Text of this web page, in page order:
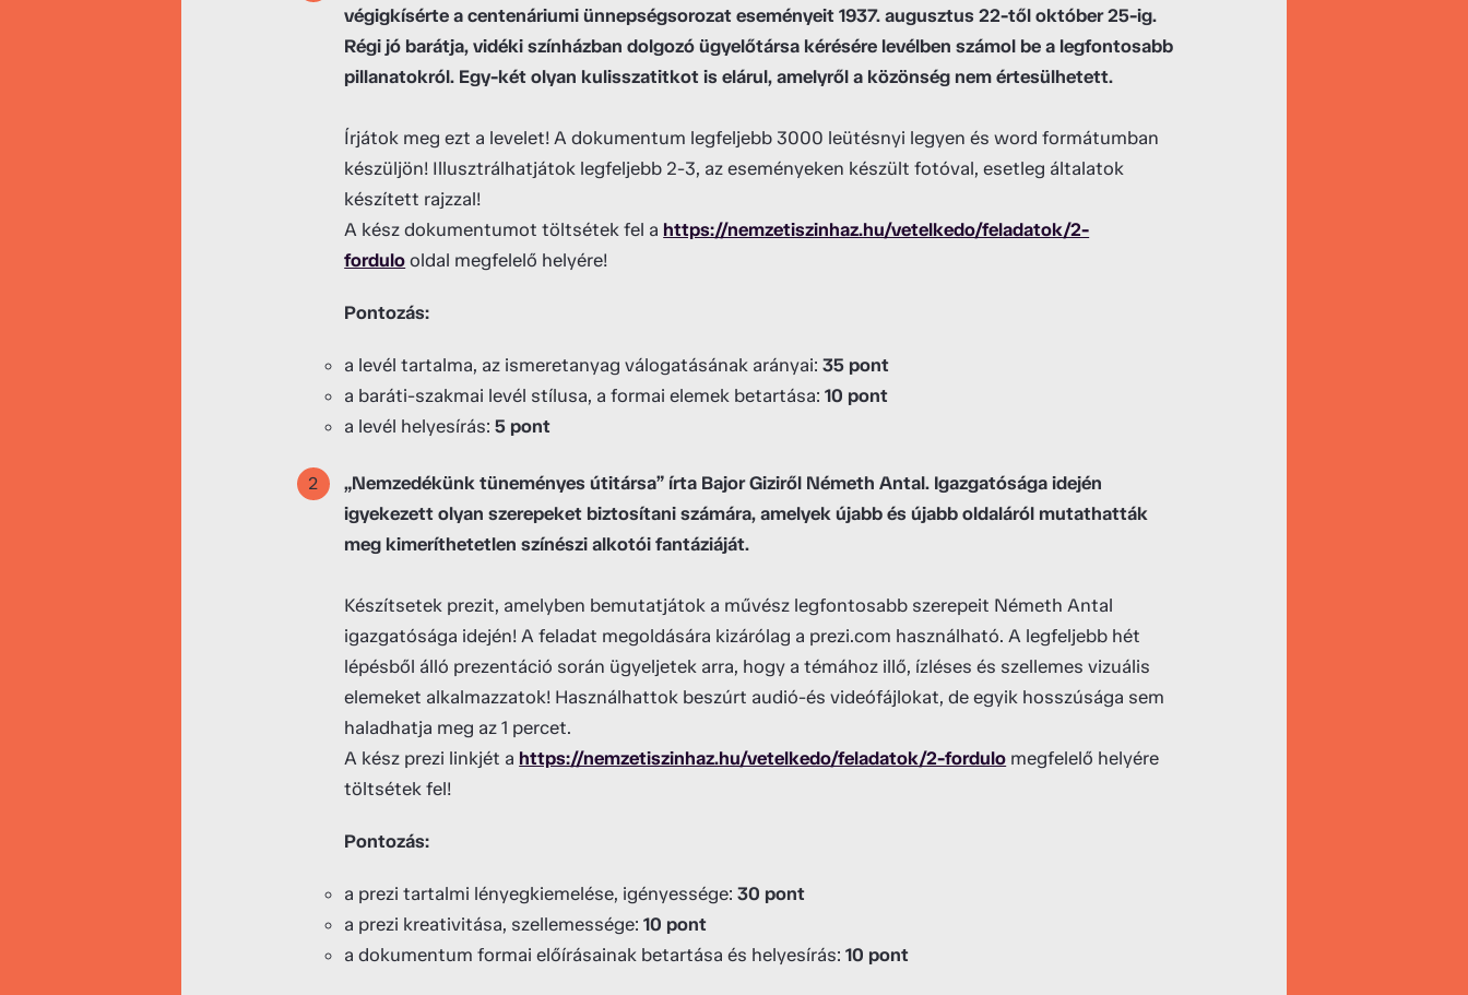
végigkísérte a centenáriumi ünnepségsorozat eseményeit 1937. augusztus 22-től október 25-ig.
Régi jó barátja, vidéki színházban dolgozó ügyelőtársa kérésére levélben számol be a legfontosabb
pillanatokról. Egy-két olyan kulisszatitkot is elárul, amelyről a közönség nem értesülhetett.
Írjátok meg ezt a levelet! A dokumentum legfeljebb 3000 leütésnyi legyen és word formátumban
készüljön! Illusztrálhatjátok legfeljebb 2-3, az eseményeken készült fotóval, esetleg általatok
készített rajzzal!
A kész dokumentumot töltsétek fel a https://nemzetiszinhaz.hu/vetelkedo/feladatok/2-
fordulo oldal megfelelő helyére!
Pontozás:
a levél tartalma, az ismeretanyag válogatásának arányai:35 pont
a baráti-szakmai levél stílusa, a formai elemek betartása:10 pont
a levél helyesírás:5 pont
„Nemzedékünk tüneményes útitársa” írta Bajor Giziről Németh Antal. Igazgatósága idején
igyekezett olyan szerepeket biztosítani számára, amelyek újabb és újabb oldaláról mutathatták
meg kimeríthetetlen színészi alkotói fantáziáját.
Készítsetek prezit, amelyben bemutatjátok a művész legfontosabb szerepeit Németh Antal
igazgatósága idején! A feladat megoldására kizárólag a prezi.com használható. A legfeljebb hét
lépésből álló prezentáció során ügyeljetek arra, hogy a témához illő, ízléses és szellemes vizuális
elemeket alkalmazzatok! Használhattok beszúrt audió-és videófájlokat, de egyik hosszúsága sem
haladhatja meg az 1 percet.
A kész prezi linkjét a https://nemzetiszinhaz.hu/vetelkedo/feladatok/2-fordulo megfelelő helyére
töltsétek fel!
Pontozás:
a prezi tartalmi lényegkiemelése, igényessége:30 pont
a prezi kreativitása, szellemessége:10 pont
a dokumentum formai előírásainak betartása és helyesírás:10 pont